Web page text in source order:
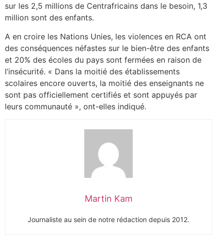
sur les 2,5 millions de Centrafricains dans le besoin, 1,3
million sont des enfants.
A en croire les Nations Unies, les violences en RCA ont
des conséquences néfastes sur le bien-être des enfants
et 20% des écoles du pays sont fermées en raison de
l’insécurité. « Dans la moitié des établissements
scolaires encore ouverts, la moitié des enseignants ne
sont pas officiellement certifiés et sont appuyés par
leurs communauté », ont-elles indiqué.
Martin Kam
Journaliste au sein de notre rédaction depuis 2012.